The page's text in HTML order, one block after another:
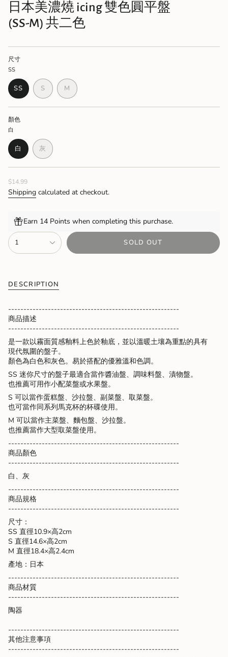
日本美濃燒 icing 雙色圓平盤
(SS-M) 共二色
尺寸
SS
SS
VARIANT
SOLD
OR
S VARIANT
SOLD
OUT
M VARIANT
SOLD
OUT
顏色
白
白
VARIANT
SOLD
OR
UNAVAILABLE
灰
VARIANT
SOLD
UNAVAILABLE
Regular
price
$14.99
Shipping calculated at checkout.
Earn 14 Points when completing this purchase.
{"in_cart_html"=>"
<span
class=\"quantity-
quantity
in
cart",
quantity
for
{{
product
}}",
"multiples_of"=>"Increments
of
{{
quantity
}}",
of
{{
}}",
"maximum_of"=>"Maximum
of
{{
quantity
}}"}
1 SOLD OUT
DESCRIPTION
--------------------------------------------------------
商品描述
--------------------------------------------------------
是一款以霧面質感釉料上色於釉底，並以溫暖土壤為重點的具有
現代氛圍的盤子。
顏色為白色和灰色。易於搭配的優雅溫和色調。
SS 迷你尺寸的盤子最適合當作醬油盤、調味料盤、漬物盤。
也推薦可用作小配菜盤或水果盤。
S 可以當作蛋糕盤、沙拉盤、副菜盤、取菜盤。
也可當作同系列馬克杯的杯碟使用。
M 可以當作主菜盤、麵包盤、沙拉盤。
也推薦當作大型取菜盤使用。
--------------------------------------------------------
商品顏色
--------------------------------------------------------
白、灰
--------------------------------------------------------
商品規格
--------------------------------------------------------
尺寸：
SS 直徑10.9×高2cm
S 直徑14.6×高2cm
M 直徑18.4×高2.4cm
產地：日本
--------------------------------------------------------
商品材質
--------------------------------------------------------
陶器
--------------------------------------------------------
其他注意事項
--------------------------------------------------------